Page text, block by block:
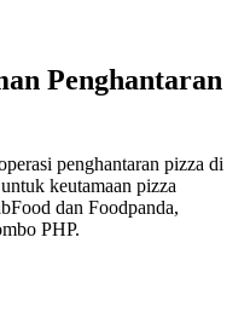
Penghantaran
penghantaran pizza di
keutamaan pizza
dan Foodpanda,
PHP.